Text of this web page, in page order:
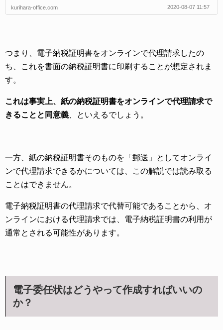
kurihara-office.com 2020-08-07 11:57
つまり、電子納税証明書をオンラインで代理請求したの
ち、これを書面の納税証明書に印刷することが想定されま
す。
これは事実上、紙の納税証明書をオンラインで代理請求で
きることと同意義 、といえるでしょう。
一方、紙の納税証明書そのものを「郵送」としてオンライ
ンで代理請求できるかについては、この解説では読み取る
ことはできません。
電子納税証明書の代理請求で代替可能であることから、オ
ンラインにおける代理請求では、電子納税証明書の利用が
通常とされる可能性があります。
電子委任状はどうやって作成すればいいの
か？